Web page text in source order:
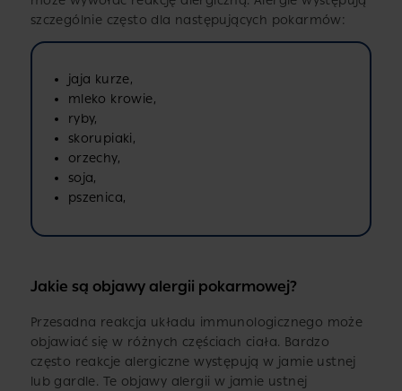
szczególnie często dla następujących pokarmów:
jaja kurze,
mleko krowie,
ryby,
skorupiaki,
orzechy,
soja,
pszenica,
Jakie są objawy alergii pokarmowej?
Przesadna reakcja układu immunologicznego może
objawiać się w różnych częściach ciała. Bardzo
często reakcje alergiczne występują w jamie ustnej
lub gardle. Te objawy alergii w jamie ustnej